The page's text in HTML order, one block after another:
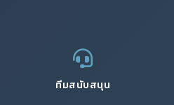
ทีมสนับสนุน